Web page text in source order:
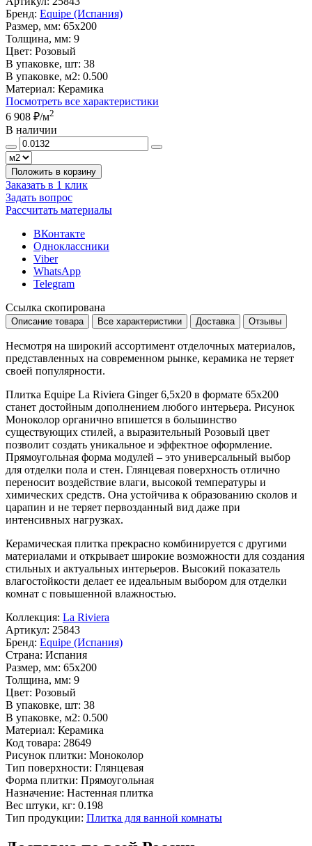
Бренд: Equipe (Испания)
Размер, мм: 65x200
Толщина, мм: 9
Цвет: Розовый
В упаковке, шт: 38
В упаковке, м2: 0.500
Материал: Керамика
Посмотреть все характеристики
6 908 ₽/м2
В наличии
Положить в корзину
Заказать в 1 клик
Задать вопрос
Рассчитать материалы
ВКонтакте
Одноклассники
Viber
WhatsApp
Telegram
Ссылка скопирована
Описание товара Все характеристики Доставка Отзывы
Несмотря на широкий ассортимент отделочных материалов,
представленных на современном рынке, керамика не теряет
своей популярности.
Плитка Equipe La Riviera Ginger 6,5x20 в формате 65x200
станет достойным дополнением любого интерьера. Рисунок
Моноколор органично впишется в большинство
существующих стилей, а выразительный Розовый цвет
позволит создать уникальное и эффектное оформление.
Прямоугольная форма модулей – это универсальный выбор
для отделки пола и стен. Глянцевая поверхность отлично
переносит воздействие влаги, высокой температуры и
химических средств. Она устойчива к образованию сколов и
царапин и не теряет первозданный вид даже при
интенсивных нагрузках.
Керамическая плитка прекрасно комбинируется с другими
материалами и открывает широкие возможности для создания
стильных и актуальных интерьеров. Высокий показатель
влагостойкости делает ее идеальным выбором для отделки
комнат с повышенной влажностью.
Коллекция: La Riviera
Артикул: 25843
Бренд: Equipe (Испания)
Страна: Испания
Размер, мм: 65x200
Толщина, мм: 9
Цвет: Розовый
В упаковке, шт: 38
В упаковке, м2: 0.500
Материал: Керамика
Код товара: 28649
Рисунок плитки: Моноколор
Тип поверхности: Глянцевая
Форма плитки: Прямоугольная
Назначение: Настенная плитка
Вес штуки, кг: 0.198
Тип продукции: Плитка для ванной комнаты